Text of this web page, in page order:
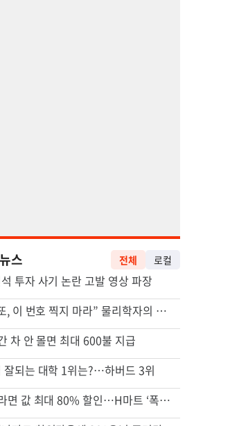
스 전체 로컬
투자 사기 논란 고발 영상 파장
“로또, 이 번호 찍지 마라” 물리학자의 당첨금 높이는 비밀
차 안 몰면 최대 600불 지급
잘되는 대학 1위는?…하버드 3위
쌀·라면 값 최대 80% 할인…H마트 ‘폭탄 세일’